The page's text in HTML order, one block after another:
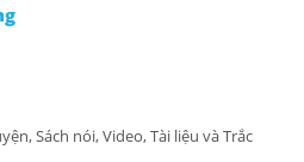
Sách nói, Video, Tài liệu và Trắc